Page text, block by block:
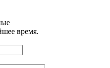
время.